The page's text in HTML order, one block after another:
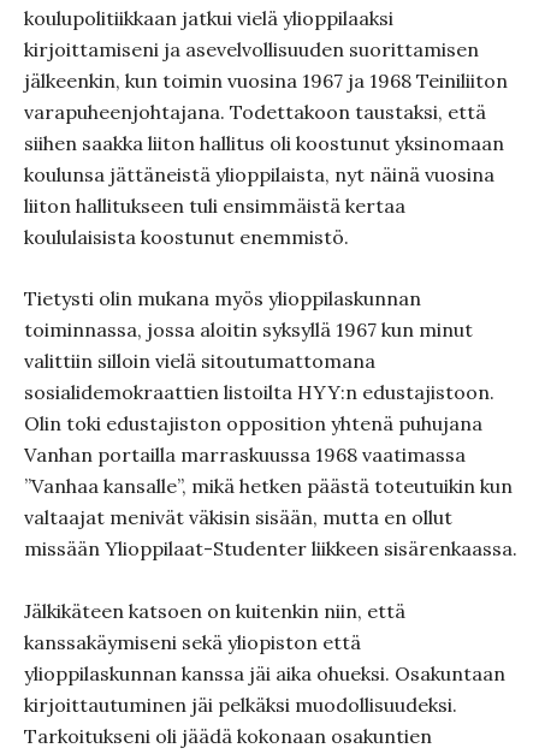
koulupolitiikkaan jatkui vielä ylioppilaaksi
kirjoittamiseni ja asevelvollisuuden suorittamisen
jälkeenkin, kun toimin vuosina 1967 ja 1968 Teiniliiton
varapuheenjohtajana. Todettakoon taustaksi, että
siihen saakka liiton hallitus oli koostunut yksinomaan
koulunsa jättäneistä ylioppilaista, nyt näinä vuosina
liiton hallitukseen tuli ensimmäistä kertaa
koululaisista koostunut enemmistö.
Tietysti olin mukana myös ylioppilaskunnan
toiminnassa, jossa aloitin syksyllä 1967 kun minut
valittiin silloin vielä sitoutumattomana
sosialidemokraattien listoilta HYY:n edustajistoon.
Olin toki edustajiston opposition yhtenä puhujana
Vanhan portailla marraskuussa 1968 vaatimassa
”Vanhaa kansalle”, mikä hetken päästä toteutuikin kun
valtaajat menivät väkisin sisään, mutta en ollut
missään Ylioppilaat-Studenter liikkeen sisärenkaassa.
Jälkikäteen katsoen on kuitenkin niin, että
kanssakäymiseni sekä yliopiston että
ylioppilaskunnan kanssa jäi aika ohueksi. Osakuntaan
kirjoittautuminen jäi pelkäksi muodollisuudeksi.
Tarkoitukseni oli jäädä kokonaan osakuntien